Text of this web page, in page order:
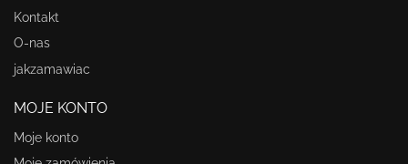
Kontakt
O-nas
jakzamawiac
MOJE KONTO
Moje konto